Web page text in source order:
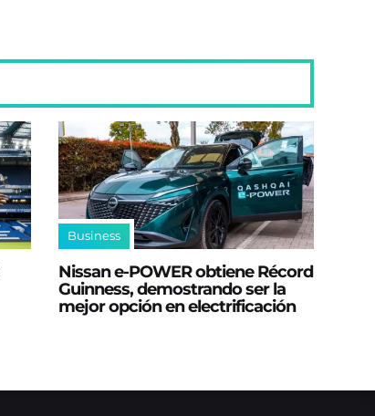
Business
Nissan e‑POWER obtiene Récord
Guinness, demostrando ser la
mejor opción en electrificación